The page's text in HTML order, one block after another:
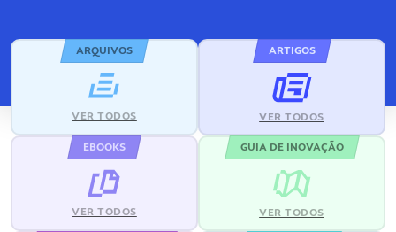
ARQUIVOS
VER TODOS
ARTIGOS
VER TODOS
EBOOKS
VER TODOS
GUIA DE INOVAÇÃO
VER TODOS